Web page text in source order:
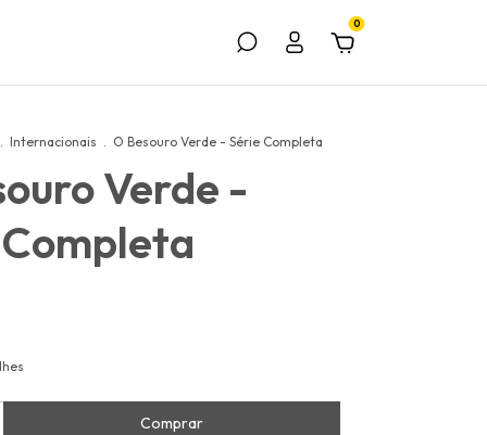
0
. Internacionais . O Besouro Verde - Série Completa
Verde -